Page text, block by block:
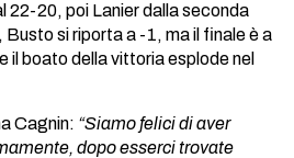
22-20, poi Lanier dalla seconda
Busto si riporta a -1, ma il finale è a
il boato della vittoria esplode nel
Cagnin: “Siamo felici di aver
dopo esserci trovate